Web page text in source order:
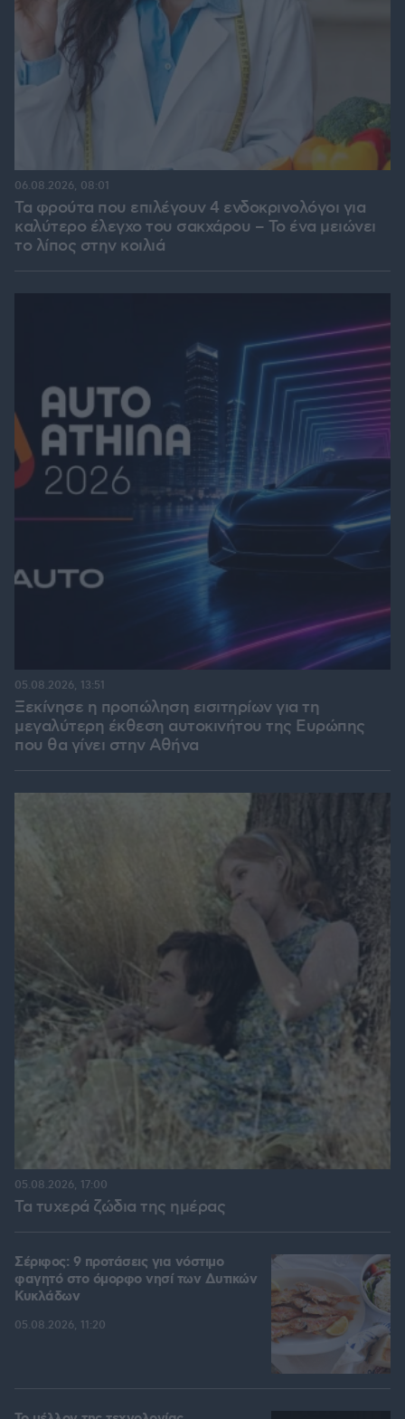
Τα φρούτα που επιλέγουν 4 ενδοκρινολόγοι για
καλύτερο έλεγχο του σακχάρου – Το ένα μειώνει
το λίπος στην κοιλιά
06.08.2026, 08:01
Ξεκίνησε η προπώληση εισιτηρίων για τη
μεγαλύτερη έκθεση αυτοκινήτου της Ευρώπης
που θα γίνει στην Αθήνα
05.08.2026, 13:51
Τα τυχερά ζώδια της ημέρας
05.08.2026, 17:00
Σέριφος: 9 προτάσεις για νόστιμο
φαγητό στο όμορφο νησί των Δυτικών
Κυκλάδων
05.08.2026, 11:20